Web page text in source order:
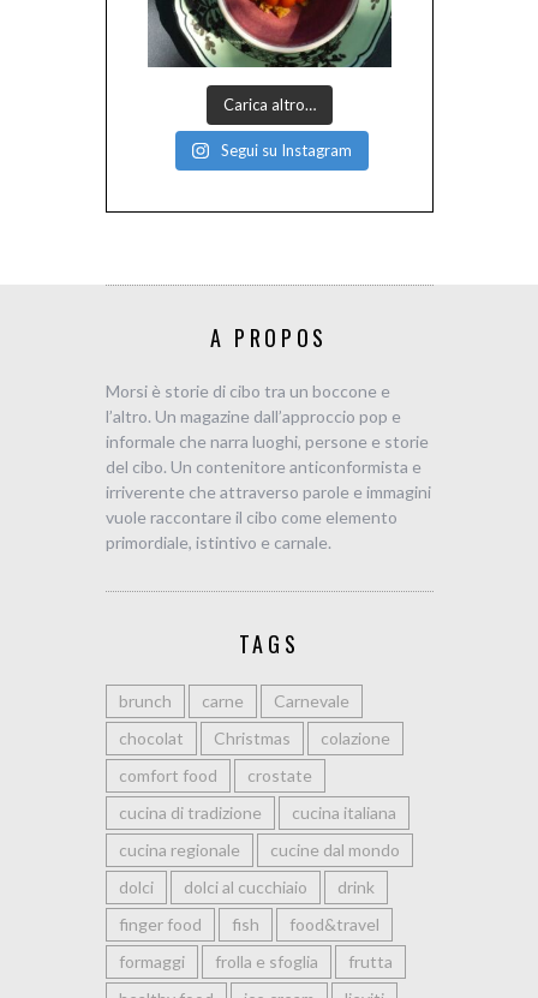
Carica altro…
Segui su Instagram
A PROPOS
Morsi è storie di cibo tra un boccone e
l’altro. Un magazine dall’approccio pop e
informale che narra luoghi, persone e storie
del cibo. Un contenitore anticonformista e
irriverente che attraverso parole e immagini
vuole raccontare il cibo come elemento
primordiale, istintivo e carnale.
TAGS
brunch carne
Carnevale
chocolat
Christmas
colazione
comfort food
crostate
cucina di tradizione
cucina italiana
cucina regionale
cucine dal mondo
dolci
dolci al cucchiaio
drink
finger food
fish
food&travel
formaggi
frolla e sfoglia
frutta